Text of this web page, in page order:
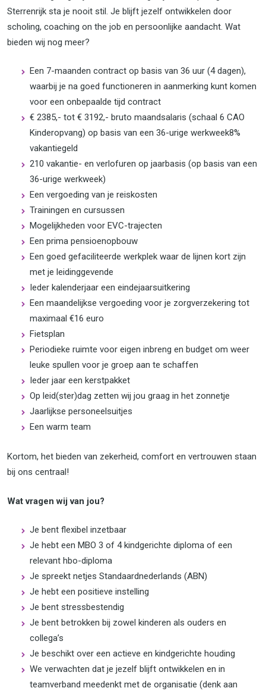
Sterrenrijk sta je nooit stil. Je blijft jezelf ontwikkelen door
scholing, coaching on the job en persoonlijke aandacht. Wat
bieden wij nog meer?
Een 7-maanden contract op basis van 36 uur (4 dagen),
waarbij je na goed functioneren in aanmerking kunt komen
voor een onbepaalde tijd contract
€ 2385,- tot € 3192,- bruto maandsalaris (schaal 6 CAO
Kinderopvang) op basis van een 36-urige werkweek8%
vakantiegeld
210 vakantie- en verlofuren op jaarbasis (op basis van een
36-urige werkweek)
Een vergoeding van je reiskosten
Trainingen en cursussen
Mogelijkheden voor EVC-trajecten
Een prima pensioenopbouw
Een goed gefaciliteerde werkplek waar de lijnen kort zijn
met je leidinggevende
Ieder kalenderjaar een eindejaarsuitkering
Een maandelijkse vergoeding voor je zorgverzekering tot
maximaal €16 euro
Fietsplan
Periodieke ruimte voor eigen inbreng en budget om weer
leuke spullen voor je groep aan te schaffen
Ieder jaar een kerstpakket
Op leid(ster)dag zetten wij jou graag in het zonnetje
Jaarlijkse personeelsuitjes
Een warm team
Kortom, het bieden van zekerheid, comfort en vertrouwen staan
bij ons centraal!
Wat vragen wij van jou?
Je bent flexibel inzetbaar
Je hebt een MBO 3 of 4 kindgerichte diploma of een
relevant hbo-diploma
Je spreekt netjes Standaardnederlands (ABN)
Je hebt een positieve instelling
Je bent stressbestendig
Je bent betrokken bij zowel kinderen als ouders en
collega’s
Je beschikt over een actieve en kindgerichte houding
We verwachten dat je jezelf blijft ontwikkelen en in
teamverband meedenkt met de organisatie (denk aan